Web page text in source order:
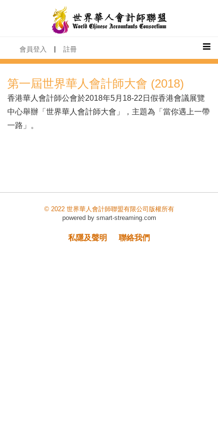
會員登入 | 註冊
第一屆世界華人會計師大會 (2018)
香港華人會計師公會於2018年5月18-22日假香港會議展覽
中心舉辦「世界華人會計師大會」，主題為「當你遇上一帶
一路」。
© 2022 世界華人會計師聯盟有限公司版權所有
powered by smart-streaming.com
私隱及聲明 聯絡我們